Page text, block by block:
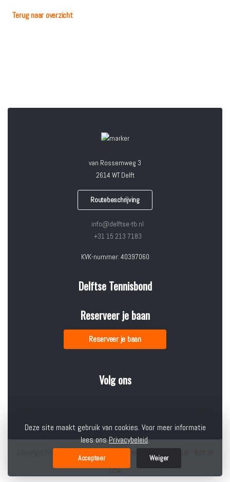
Terug naar overzicht
van Rossemweg 3
2614 WT Delft
Routebeschrijving
info@delftse-tb.nl
+31 15 213 7183
KVK-nummer: 40397060
Delftse Tennisbond
Reserveer je baan
Reserveer je baan
Volg ons
Copyright 2026 © Delftse Tennisbond - Powered by KNLTB.Club - Built by
LISA
Deze site maakt gebruik van cookies. Voor meer informatie
lees onsPrivacybeleid.
Accepteer Weiger